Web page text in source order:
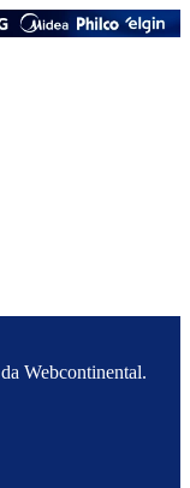
da Webcontinental.